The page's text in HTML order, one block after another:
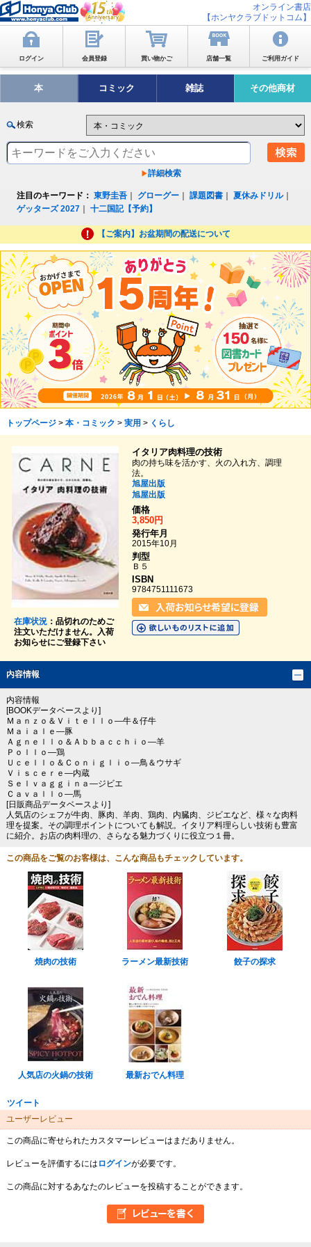
オンライン書店
【ホンヤクラブドットコム】
ログイン 会員登録 買い物かご 店舗一覧 ご利用ガイド
本 コミック 雑誌 その他商材
検索
詳細検索
注目のキーワード： 東野圭吾 グローグー ｜課題図書 ｜夏休みドリル｜
ゲッターズ 2027 ｜十二国記【予約】
【ご案内】お盆期間の配送について
トップページ> 本・コミック > 実用 > くらし
在庫状況：品切れのためご
注文いただけません。入荷
お知らせにご登録下さい
イタリア肉料理の技術
肉の持ち味を活かす、火の入れ方、調理
法。
旭屋出版
旭屋出版
価格
3,850円
発行年月
2015年10月
判型
Ｂ５
ISBN
9784751111673
内容情報
内容情報
[BOOKデータベースより]
Ｍａｎｚｏ＆Ｖｉｔｅｌｌｏ―牛＆仔牛
Ｍａｉａｌｅ―豚
Ａｇｎｅｌｌｏ＆Ａｂｂａｃｃｈｉｏ―羊
Ｐｏｌｌｏ―鶏
Ｕｃｅｌｌｏ＆Ｃｏｎｉｇｌｉｏ―鳥＆ウサギ
Ｖｉｓｃｅｒｅ―内蔵
Ｓｅｌｖａｇｇｉｎａ―ジビエ
Ｃａｖａｌｌｏ―馬
[日販商品データベースより]
人気店のシェフが牛肉、豚肉、羊肉、鶏肉、内臓肉、ジビエなど、様々な肉料
理を提案。その調理ポイントについても解説。イタリア料理らしい技術も豊富
に紹介。お店の肉料理の、さらなる魅力づくりに役立つ１冊。
この商品をご覧のお客様は、こんな商品もチェックしています。
焼肉の技術 ラーメン最新技術 餃子の探求
人気店の火鍋の技術 最新おでん料理
ツイート
ユーザーレビュー
この商品に寄せられたカスタマーレビューはまだありません。
レビューを評価するには ログインが必要です。
この商品に対するあなたのレビューを投稿することができます。